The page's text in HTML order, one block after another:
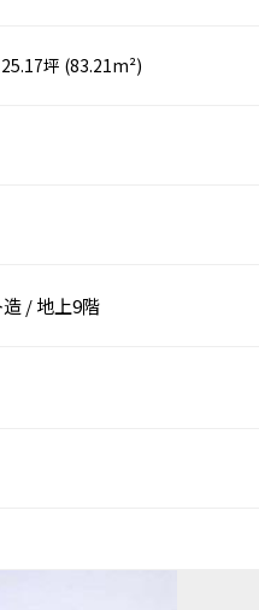
坪 (83.21m²)
造/地上9階